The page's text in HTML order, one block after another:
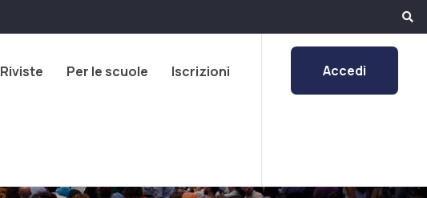
Riviste Per le scuole Iscrizioni Accedi